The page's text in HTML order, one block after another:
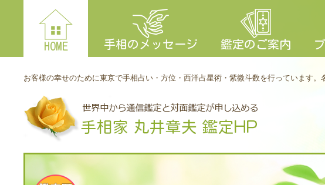
HOME 手相のメッセージ 鑑定のご案内
お客様の幸せのために東京で手相占い・方位・西洋占星術・紫微斗数を行っています。